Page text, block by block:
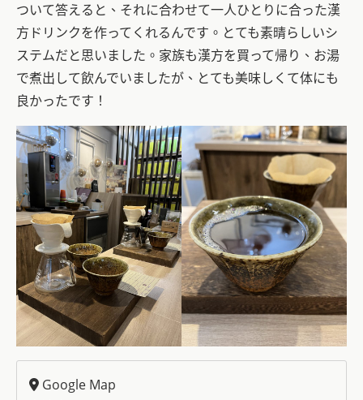
ついて答えると、それに合わせて一人ひとりに合った漢
方ドリンクを作ってくれるんです。とても素晴らしいシ
ステムだと思いました。家族も漢方を買って帰り、お湯
で煮出して飲んでいましたが、とても美味しくて体にも
良かったです！
Google Map